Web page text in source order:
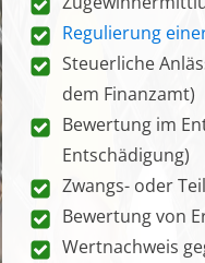
Regulierung
Steuerliche
dem Finanzamt)
Bewertung im
Entschädigung)
Zwangs- oder
Bewertung von
Wertnachweis